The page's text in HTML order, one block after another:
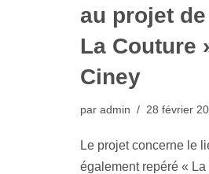
au projet
La Couture
Ciney
par admin 28 février
Le projet concerne le
également repéré «